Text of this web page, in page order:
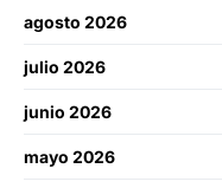
agosto 2026
julio 2026
junio 2026
mayo 2026